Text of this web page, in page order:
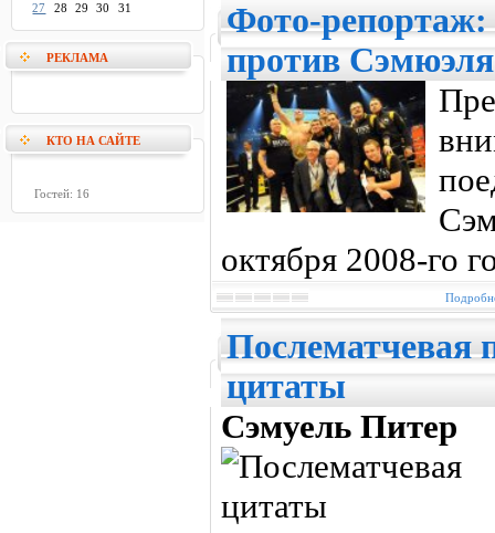
27
28 29 30 31
РЕКЛАМА
КТО НА САЙТЕ
Гостей: 16
Фото-
против
октября 2008-го
Послематчевая
цитаты
Сэмуель Питер